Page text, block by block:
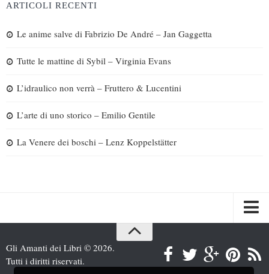
ARTICOLI RECENTI
Le anime salve di Fabrizio De André – Jan Gaggetta
Tutte le mattine di Sybil – Virginia Evans
L’idraulico non verrà – Fruttero & Lucentini
L’arte di uno storico – Emilio Gentile
La Venere dei boschi – Lenz Koppelstätter
Recensioni
Gli Amanti dei Libri © 2026.
Tutti i diritti riservati.